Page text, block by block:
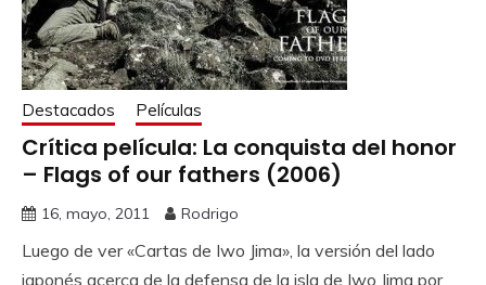
Destacados Películas
Crítica película: La conquista del honor
– Flags of our fathers (2006)
16, mayo, 2011 Rodrigo
Luego de ver «Cartas de Iwo Jima», la versión del lado
japonés acerca de la defensa de la isla de Iwo Jima por